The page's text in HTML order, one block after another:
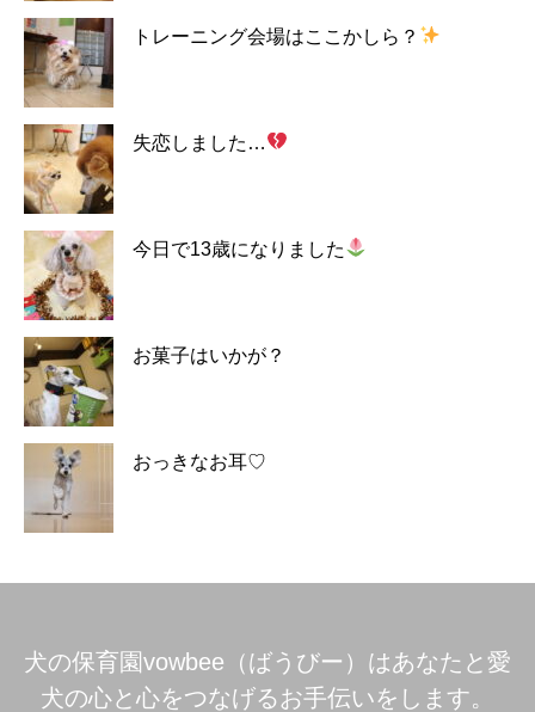
トレーニング会場はここかしら？
失恋しました…
今日で13歳になりました
お菓子はいかが？
おっきなお耳♡
犬の保育園vowbee（ばうびー）はあなたと愛
犬の心と心をつなげるお手伝いをします。